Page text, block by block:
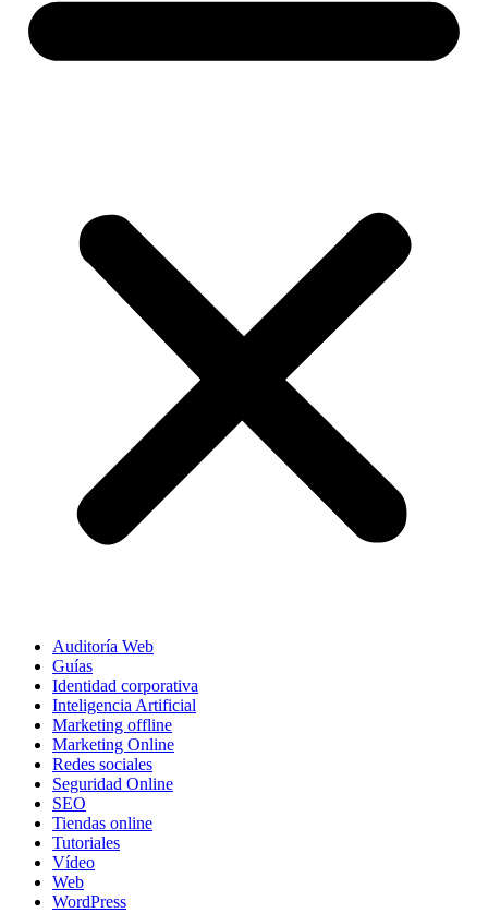
Auditoría Web
Guías
Identidad corporativa
Inteligencia Artificial
Marketing offline
Marketing Online
Redes sociales
Seguridad Online
SEO
Tiendas online
Tutoriales
Vídeo
Web
WordPress